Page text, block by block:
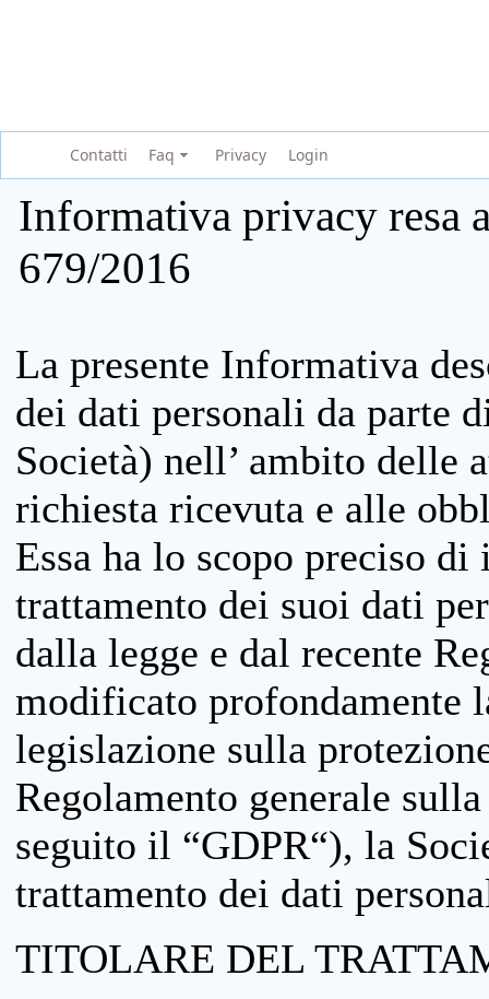
Contatti Faq Privacy Login
Informativa privacy resa
679/2016
La presente Informativa
dei dati personali da parte
Società) nell’ ambito delle
richiesta ricevuta e alle
Essa ha lo scopo preciso
trattamento dei suoi dati
dalla legge e dal recente
modificato profondamente
legislazione sulla
Regolamento generale
seguito il “GDPR“), la
trattamento dei dati
TITOLARE DEL